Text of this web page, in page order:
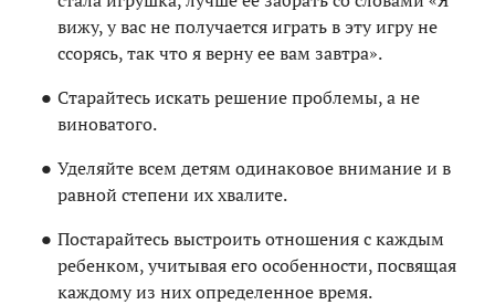
вижу, у вас не получается играть в эту игру не
ссорясь, так что я верну ее вам завтра».
Старайтесь искать решение проблемы, а не
виноватого.
Уделяйте всем детям одинаковое внимание и в
равной степени их хвалите.
Постарайтесь выстроить отношения с каждым
ребенком, учитывая его особенности, посвящая
каждому из них определенное время.